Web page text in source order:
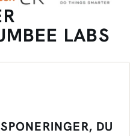
LABS
DU